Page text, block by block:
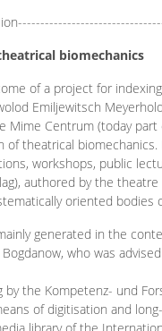
biomechanics
of a project for
Emiljewitsch
Mime Centrum (today
of theatrical
workshops, public
authored by the
oriented
generated in the
who was
the Kompetenz- und
of digitisation and